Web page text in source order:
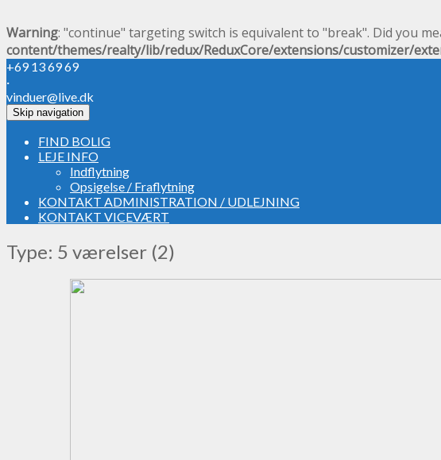
Warning: "continue" targeting switch is equivalent to "break". Did you
content/themes/realty/lib/redux/ReduxCore/extensions/customizer/
+69 13 69 69
·
vinduer@live.dk
Skip navigation
FIND BOLIG
LEJE INFO
Indflytning
Opsigelse / Fraflytning
KONTAKT ADMINISTRATION / UDLEJNING
KONTAKT VICEVÆRT
Type: 5 værelser (2)